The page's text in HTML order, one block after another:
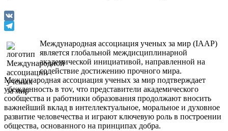
VK
Международная ассоциация ученых за мир (IAAP)
является глобальной междисциплинарной
академической инициативой, направленной на
содействие достижению прочного мира.
Международная ассоциация ученых за мир подтверждает
убежденность в тоv, что представители академического
сообщества и работники образования продолжают вносить
важнейший вклад в интеллектуальное, моральное и духовное
развитие человечества и играют ключевую роль в построении
общества, основанного на принципах добра.